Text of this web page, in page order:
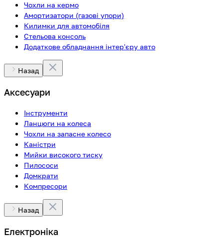
Чохли на кермо
Амортизатори (газові упори)
Килимки для автомобіля
Стельова консоль
Додаткове обладнання інтер'єру авто
Назад
Аксесуари
Інструменти
Ланцюги на колеса
Чохли на запасне колесо
Каністри
Мийки високого тиску
Пилососи
Домкрати
Компресори
Назад
Електроніка